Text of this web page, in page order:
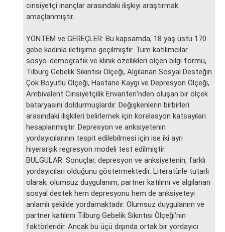
cinsiyetçi inançlar arasındaki ilişkiyi araştırmak
amaçlanmıştır.
YÖNTEM ve GEREÇLER: Bu kapsamda, 18 yaş üstü 170
gebe kadınla iletişime geçilmiştir. Tüm katılımcılar
sosyo-demografik ve klinik özellikleri ölçen bilgi formu,
Tilburg Gebelik Sıkıntısı Ölçeği, Algılanan Sosyal Desteğin
Çok Boyutlu Ölçeği, Hastane Kaygı ve Depresyon Ölçeği,
Ambivalent Cinsiyetçilik Envanteri'nden oluşan bir ölçek
bataryasını doldurmuşlardır. Değişkenlerin birbirleri
arasındaki ilişkileri belirlemek için korelasyon katsayıları
hesaplanmıştır. Depresyon ve anksiyetenin
yordayıcılarının tespit edilebilmesi için ise iki ayrı
hiyerarşik regresyon modeli test edilmiştir.
BULGULAR: Sonuçlar, depresyon ve anksiyetenin, farklı
yordayıcıları olduğunu göstermektedir. Literatürle tutarlı
olarak; olumsuz duygulanım, partner katılımı ve algılanan
sosyal destek hem depresyonu hem de anksiyeteyi
anlamlı şekilde yordamaktadır. Olumsuz duygulanım ve
partner katılımı Tilburg Gebelik Sıkıntısı Ölçeği'nin
faktörleridir. Ancak bu üçü dışında ortak bir yordayıcı